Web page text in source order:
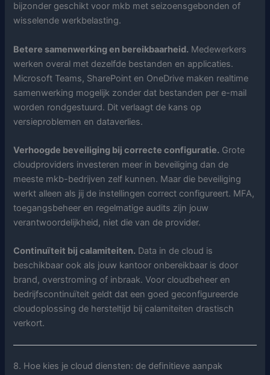
bijzonder geschikt voor mkb met seizoensgebonden of
wisselende werkbelasting.
Betere samenwerking en bereikbaarheid. Medewerkers
werken overal met dezelfde bestanden en applicaties.
Microsoft Teams, SharePoint en OneDrive maken realtime
samenwerking mogelijk zonder dat bestanden per e-mail
worden rondgestuurd. Dit verlaagt de kans op
versieproblemen en dataverlies.
Verhoogde beveiliging bij correcte configuratie. Grote
cloudproviders investeren meer in beveiliging dan de
meeste mkb-bedrijven zelf kunnen. Maar die beveiliging
werkt alleen als jij de instellingen correct configureert. MFA,
toegangsbeheer en regelmatige audits zijn jouw
verantwoordelijkheid, niet die van de provider.
Continuïteit bij calamiteiten. Data in de cloud is
beschikbaar ook als jouw kantoor onbereikbaar is door
brand, overstroming of inbraak. Voor cloudbeheer en
bedrijfscontinuïteit geldt dat een goed geconfigureerde
cloudoplossing de hersteltijd bij calamiteiten drastisch
verkort.
8. Hoe kies je cloud diensten: de definitieve aanpak